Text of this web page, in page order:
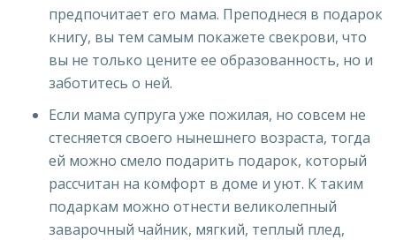
предпочитает его мама. Преподнеся в подарок
книгу, вы тем самым покажете свекрови, что
вы не только цените ее образованность, но и
заботитесь о ней.
Если мама супруга уже пожилая, но совсем не
стесняется своего нынешнего возраста, тогда
ей можно смело подарить подарок, который
рассчитан на комфорт в доме и уют. К таким
подаркам можно отнести великолепный
заварочный чайник, мягкий, теплый плед,